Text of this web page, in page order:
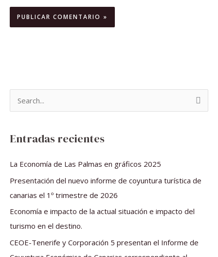
a
Entradas recientes
La Economía de Las Palmas en gráficos 2025
Presentación del nuevo informe de coyuntura turística de
canarias el 1º trimestre de 2026
Economía e impacto de la actual situación e impacto del
turismo en el destino.
CEOE-Tenerife y Corporación 5 presentan el Informe de